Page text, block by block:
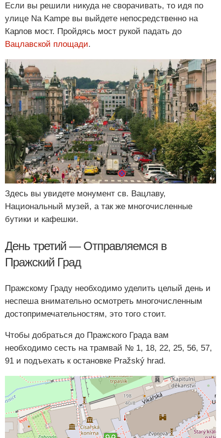
Если вы решили никуда не сворачивать, то идя по
улице Na Kampe вы выйдете непосредственно на
Карлов мост. Пройдясь мост рукой падать до
Вацлавской площади.
Здесь вы увидете монумент св. Вацлаву,
Национальный музей, а так же многочисленные
бутики и кафешки.
День третий — Отправляемся в
Пражский Град
Пражскому Граду необходимо уделить целый день и
неспеша внимательно осмотреть многочисленным
достопримечательностям, это того стоит.
Чтобы добраться до Пражского Града вам
необходимо сесть на трамвай № 1, 18, 22, 25, 56, 57,
91 и подъехать к остановке Pražský hrad.